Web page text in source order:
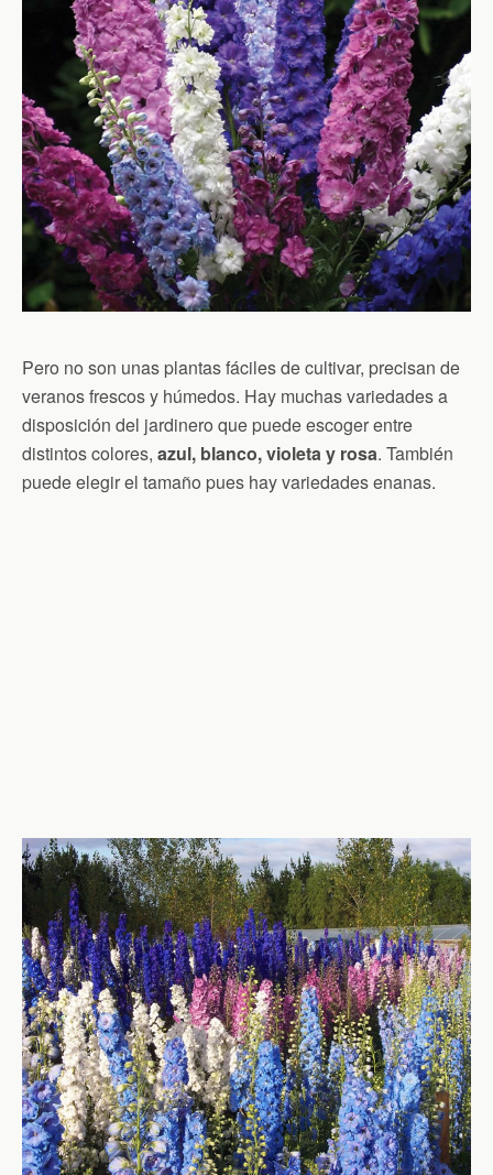
Pero no son unas plantas fáciles de cultivar, precisan de
veranos frescos y húmedos. Hay muchas variedades a
disposición del jardinero que puede escoger entre
distintos colores, azul, blanco, violeta y rosa. También
puede elegir el tamaño pues hay variedades enanas.